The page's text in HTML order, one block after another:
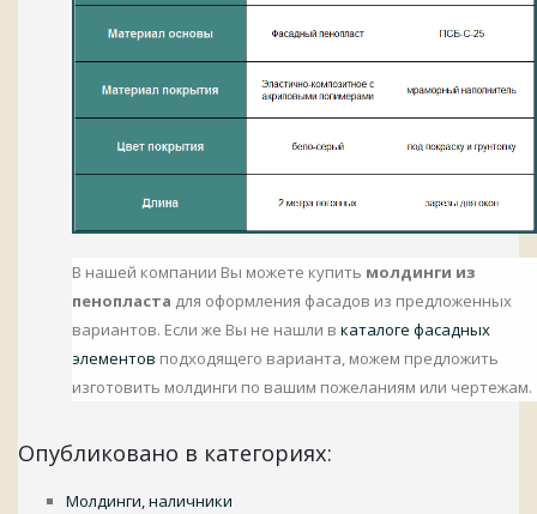
В нашей компании Вы можете купить молдинги из
пенопласта для оформления фасадов из предложенных
вариантов. Если же Вы не нашли в каталоге фасадных
элементов подходящего варианта, можем предложить
изготовить молдинги по вашим пожеланиям или чертежам.
Опубликовано в категориях:
Молдинги, наличники